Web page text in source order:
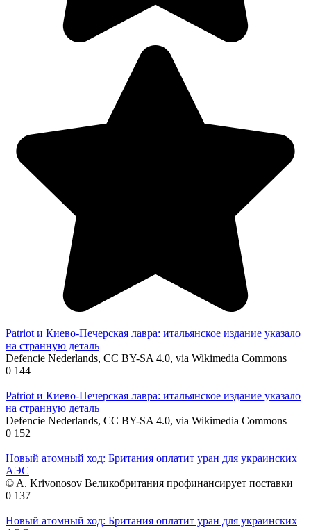
Patriot и Киево-Печерская лавра: итальянское издание указало
на странную деталь
Defencie Nederlands, CC BY-SA 4.0, via Wikimedia Commons
0 144
Patriot и Киево-Печерская лавра: итальянское издание указало
на странную деталь
Defencie Nederlands, CC BY-SA 4.0, via Wikimedia Commons
0 152
Новый атомный ход: Британия оплатит уран для украинских
АЭС
© A. Krivonosov Великобритания профинансирует поставки
0 137
Новый атомный ход: Британия оплатит уран для украинских